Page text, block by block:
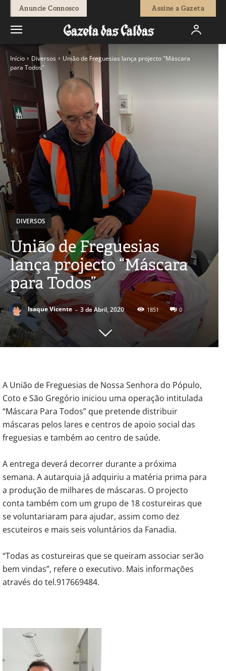
Anuncie Connosco Assine a Gazeta
Início Diversos
União de Freguesias lança projecto "Máscara
para Todos"
DIVERSOS
União de Freguesias
lança projecto “Máscara
para Todos”
Isaque Vicente - 3 de Abril, 2020 1851 0
A União de Freguesias de Nossa Senhora do Pópulo,
Coto e São Gregório iniciou uma operação intitulada
“Máscara Para Todos” que pretende distribuir
máscaras pelos lares e centros de apoio social das
freguesias e também ao centro de saúde.
A entrega deverá decorrer durante a próxima
semana. A autarquia já adquiriu a matéria prima para
a produção de milhares de máscaras. O projecto
conta também com um grupo de 18 costureiras que
se voluntariaram para ajudar, assim como dez
escuteiros e mais seis voluntários da Fanadia.
“Todas as costureiras que se queiram associar serão
bem vindas”, refere o executivo. Mais informações
através do tel.917669484.